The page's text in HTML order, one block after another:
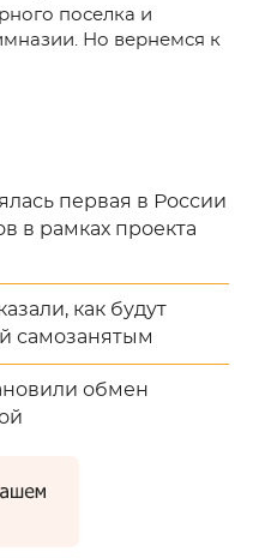
поселка и
Но вернемся к
первая в России
в рамках проекта
как будут
самозанятым
обмен